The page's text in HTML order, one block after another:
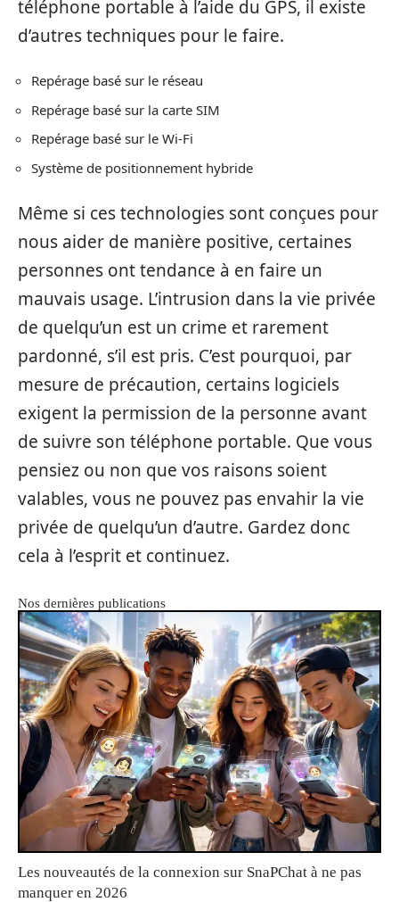
téléphone portable à l’aide du GPS, il existe
d’autres techniques pour le faire.
Repérage basé sur le réseau
Repérage basé sur la carte SIM
Repérage basé sur le Wi-Fi
Système de positionnement hybride
Même si ces technologies sont conçues pour
nous aider de manière positive, certaines
personnes ont tendance à en faire un
mauvais usage. L’intrusion dans la vie privée
de quelqu’un est un crime et rarement
pardonné, s’il est pris. C’est pourquoi, par
mesure de précaution, certains logiciels
exigent la permission de la personne avant
de suivre son téléphone portable. Que vous
pensiez ou non que vos raisons soient
valables, vous ne pouvez pas envahir la vie
privée de quelqu’un d’autre. Gardez donc
cela à l’esprit et continuez.
Nos dernières publications
Les nouveautés de la connexion sur SnaPChat à ne pas
manquer en 2026